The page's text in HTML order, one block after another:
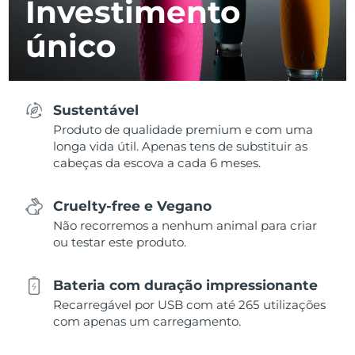
Investimento
único
Sustentável
Produto de qualidade premium e com uma
longa vida útil. Apenas tens de substituir as
cabeças da escova a cada 6 meses.
Cruelty-free e Vegano
Não recorremos a nenhum animal para criar
ou testar este produto.
Bateria com duração impressionante
Recarregável por USB com até 265 utilizações
com apenas um carregamento.